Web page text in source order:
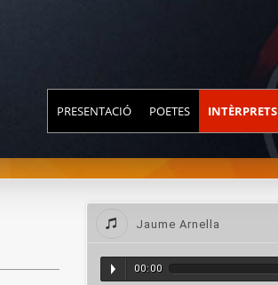
PRESENTACIÓ POETES INTÈRPRETS
Jaume Arnella
00:00